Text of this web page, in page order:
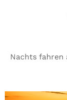
Nachts fahren